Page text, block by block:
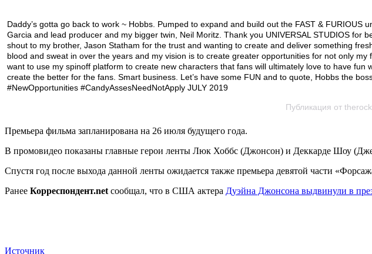
Daddy’s gotta go back to work ~ Hobbs. Pumped to expand and build out the FAST &
Garcia and lead producer and my bigger twin, Neil Moritz. Thank you UNIVERSAL STUDIOS
shout to my brother, Jason Statham for the trust and wanting to create and deliver something
blood and sweat in over the years and my vision is to create greater opportunities for not only
want to use my spinoff platform to create new characters that fans will ultimately love to have
create the better for the fans. Smart business. Let’s have some FUN and to quote, Hobbs the
#NewOpportunities #CandyAssesNeedNotApply JULY 2019
Публикация от
Премьера фильма запланирована на 26 июля будущего года.
В промовидео показаны главные герои ленты Люк Хоббс (Джонсон) и Деккарде Шоу
Спустя год после выхода данной ленты ожидается также премьера девятой части
Ранее Корреспондент.net сообщал, что в США актера Дуэйна Джонсона выдвинули в
Источник